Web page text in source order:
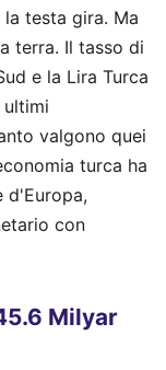
testa gira. Ma
terra. Il tasso di
e la Lira Turca
valgono quei
turca ha
d'Europa,
con
Milyar